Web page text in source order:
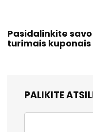
Pasidalinkite
turimais kuponais
PALIKITE